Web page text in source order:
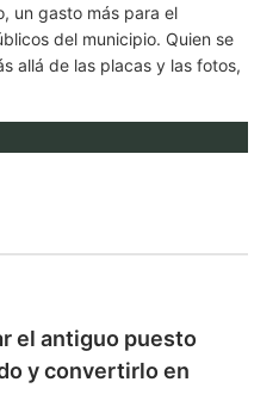
un gasto más para el
del municipio. Quien se
allá de las placas y las fotos,
el antiguo puesto
y convertirlo en